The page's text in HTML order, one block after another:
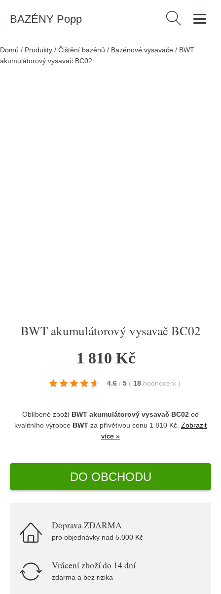
BAZÉNY Popp Vyhledávání
Domů / Produkty / Čištění bazénů / Bazénové vysavače / BWT
akumulátorový vysavač BC02
BWT akumulátorový vysavač BC02
1 810 Kč
4.6 / 5 ( 18 hodnocení )
Oblíbené zboží BWT akumulátorový vysavač BC02 od
kvalitního výrobce BWT za přívětivou cenu 1 810 Kč. Zobrazit
více »
DO OBCHODU
Doprava ZDARMA
pro objednávky nad 5.000 Kč
Vrácení zboží do 14 dní
zdarma a bez rizika